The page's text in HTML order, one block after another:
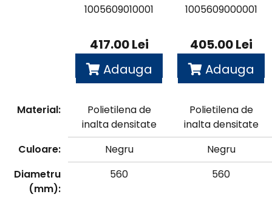
1005609010001 1005609000001
417.00 Lei
405.00 Lei
Adauga
Adauga
Material:
Polietilena de
inalta densitate
Polietilena de
inalta densitate
Culoare:
Negru
Negru
Diametru
(mm):
560 560